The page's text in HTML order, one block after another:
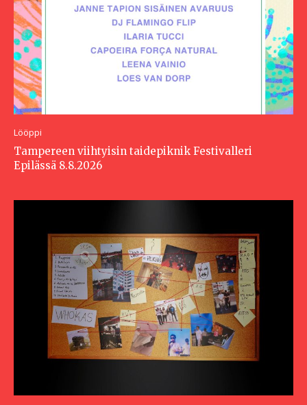
Lööppi
Tampereen viihtyisin taidepiknik Festivalleri
Epilässä 8.8.2026